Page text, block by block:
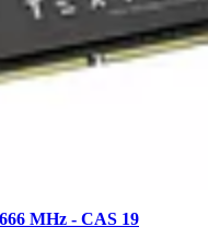
MHz - CAS 19